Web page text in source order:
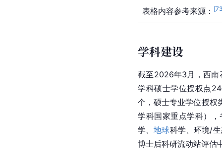
表格内容参考来源： [
学科建设
截至2026年3月，西南
学科硕士学位授权点
个，硕士专业学位授权
学科国家重点学科）
学、地球科学、环境/
博士后科研流动站评估